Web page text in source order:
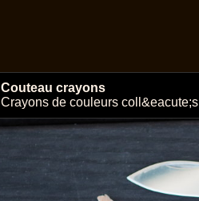
Couteau crayons
Crayons de couleurs coll&eacute;s